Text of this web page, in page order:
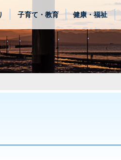
子育て・教育 健康・福祉